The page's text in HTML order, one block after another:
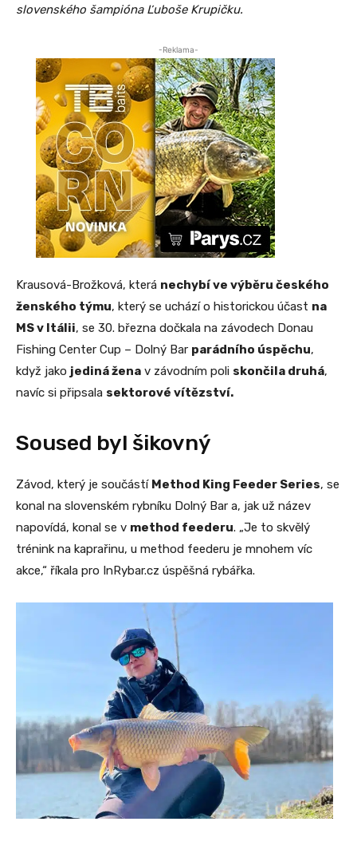
slovenského šampióna Ľuboše Krupičku.
-Reklama-
Krausová-Brožková, která nechybí ve výběru českého
ženského týmu, který se uchází o historickou účast na
MS v Itálii, se 30. března dočkala na závodech Donau
Fishing Center Cup – Dolný Bar parádního úspěchu,
když jako jediná žena v závodním poli skončila druhá,
navíc si připsala sektorové vítězství.
Soused byl šikovný
Závod, který je součástí Method King Feeder Series, se
konal na slovenském rybníku Dolný Bar a, jak už název
napovídá, konal se v method feederu. „Je to skvělý
trénink na kaprařinu, u method feederu je mnohem víc
akce,“ říkala pro InRybar.cz úspěšná rybářka.